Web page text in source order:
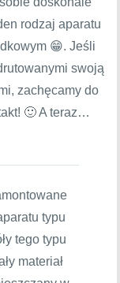
rodzaj aparatu
😁. Jeśli
swoją
zachęcamy do
🙂 A teraz…
typu
tego typu
materiał